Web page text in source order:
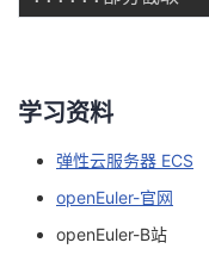
学习资料
弹性云服务器 ECS
openEuler-官网
openEuler-B站